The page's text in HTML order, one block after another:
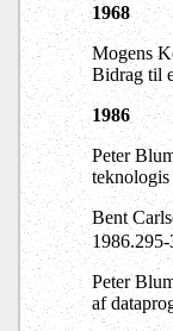
1968
Mogens
Bidrag til
1986
Peter
teknologis
Bent
Peter
af